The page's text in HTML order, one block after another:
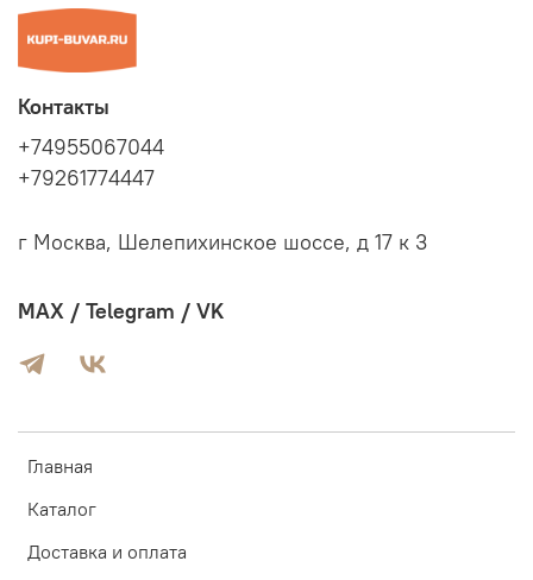
Главная
Каталог
Доставка и оплата
Контакты
+74955067044
+79261774447
г Москва, Шелепихинское шоссе, д 17 к 3
MAX / Telegram / VK